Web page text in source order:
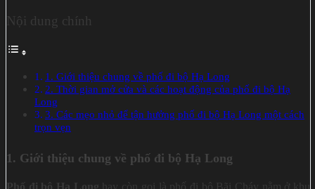
Nội dung chính
1. Giới thiệu chung về phố đi bộ Hạ Long
2. Thời gian mở cửa và các hoạt động của phố đi bộ Hạ
Long
3. Các mẹo nhỏ để tận hưởng phố đi bộ Hạ Long một cách
trọn vẹn
1. Giới thiệu chung về phố đi bộ Hạ Long
Phố đi bộ Hạ Long hay còn gọi là phố đi bộ Bãi Cháy nằm ở khu